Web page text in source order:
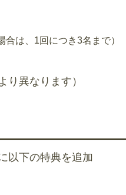
は、1回につき3名まで）
り異なります）
以下の特典を追加